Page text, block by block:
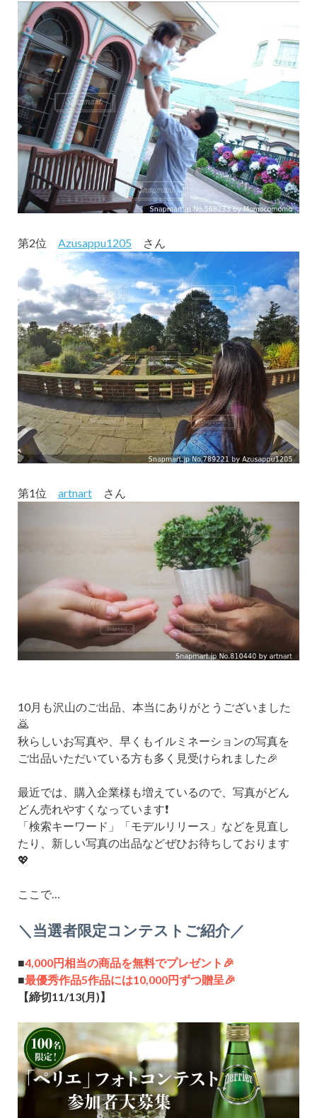
第2位 Azusappu1205 さん
第1位 artnartさん
10月も沢山のご出品、本当にありがとうございました
🙇
秋らしいお写真や、早くもイルミネーションの写真を
ご出品いただいている方も多く見受けられました🎉
最近では、購入企業様も増えているので、写真がどん
どん売れやすくなっています❗️
「検索キーワード」「モデルリリース」などを見直し
たり、新しい写真の出品などぜひお待ちしております
💖
ここで…
＼当選者限定コンテストご紹介／
■4,000円相当の商品を無料でプレゼント🎉
■最優秀作品5作品には10,000円ずつ贈呈🎉
【締切11/13(月)】